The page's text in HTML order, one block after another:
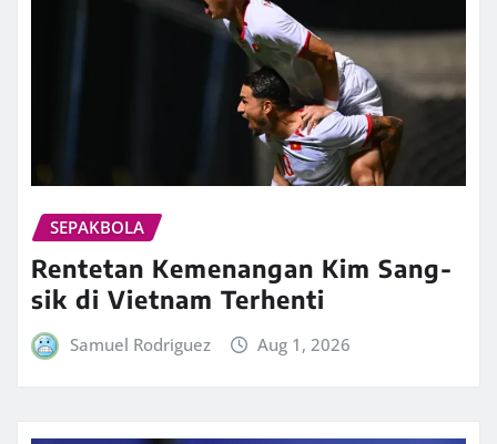
SEPAKBOLA
Rentetan Kemenangan Kim Sang-
sik di Vietnam Terhenti
Samuel Rodriguez Aug 1, 2026